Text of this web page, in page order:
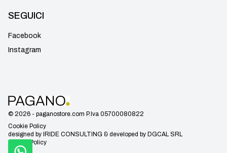
SEGUICI
Facebook
Instagram
© 2026 - paganostore.com P.Iva 05700080822
Cookie Policy
designed by IRIDE CONSULTING & developed by DGCAL SRL
Privacy Policy